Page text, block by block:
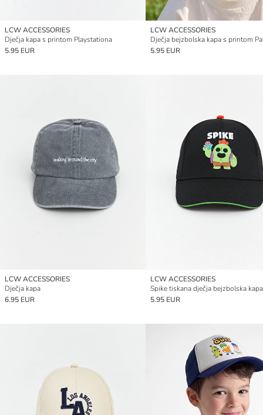
LCW ACCESSORIES
Dječja kapa s printom Playstationa
5.95 EUR
LCW ACCESSORIES
5.95 EUR
LCW ACCESSORIES
Dječja kapa
6.95 EUR
LCW ACCESSORIES
Spike tiskana dječja bejzbolska kapa
5.95 EUR